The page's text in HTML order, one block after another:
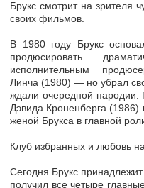
Брукс смотрит на зрителя
своих фильмов.
В 1980 году Брукс
продюсировать
исполнительным
Линча (1980) — но убрал
ждали очередной
Дэвида Кроненберга
женой Брукса в главной
Клуб избранных и любовь
Сегодня Брукс
получил все четыре